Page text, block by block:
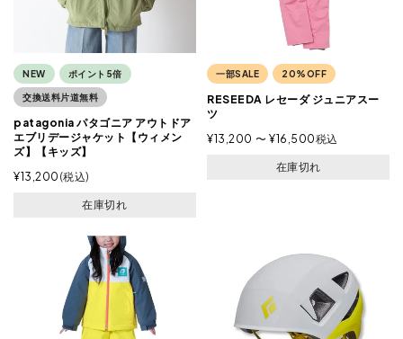
NEW ポイント5倍
交換送料片道無料
patagonia パタゴニア アウトドア
エブリデージャケット【ウィメン
ズ】【キッズ】
¥13,200 税込
在庫切れ
一部SALE 20%OFF
RESEEDA レセーダ ジュニアスー
ツ
¥13,200 〜 ¥16,500税込
在庫切れ